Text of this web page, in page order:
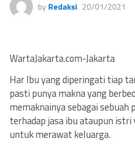
by Redaksi 20/01/2021
WartaJakarta.com-Jakarta
Har Ibu yang diperingati tiap
pasti punya makna yang
memaknainya sebagai sebuah
terhadap jasa ibu ataupun istri
untuk merawat keluarga.